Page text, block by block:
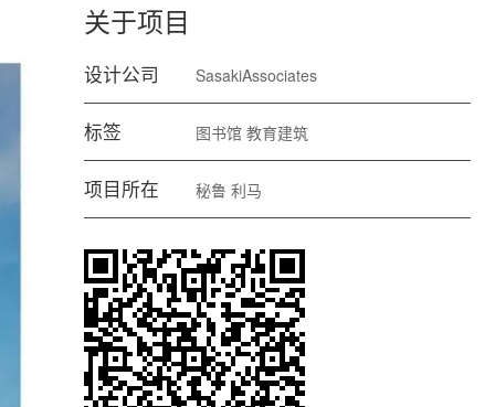
关于项目
设计公司 SasakiAssociates
标签 图书馆 教育建筑
项目所在 秘鲁 利马